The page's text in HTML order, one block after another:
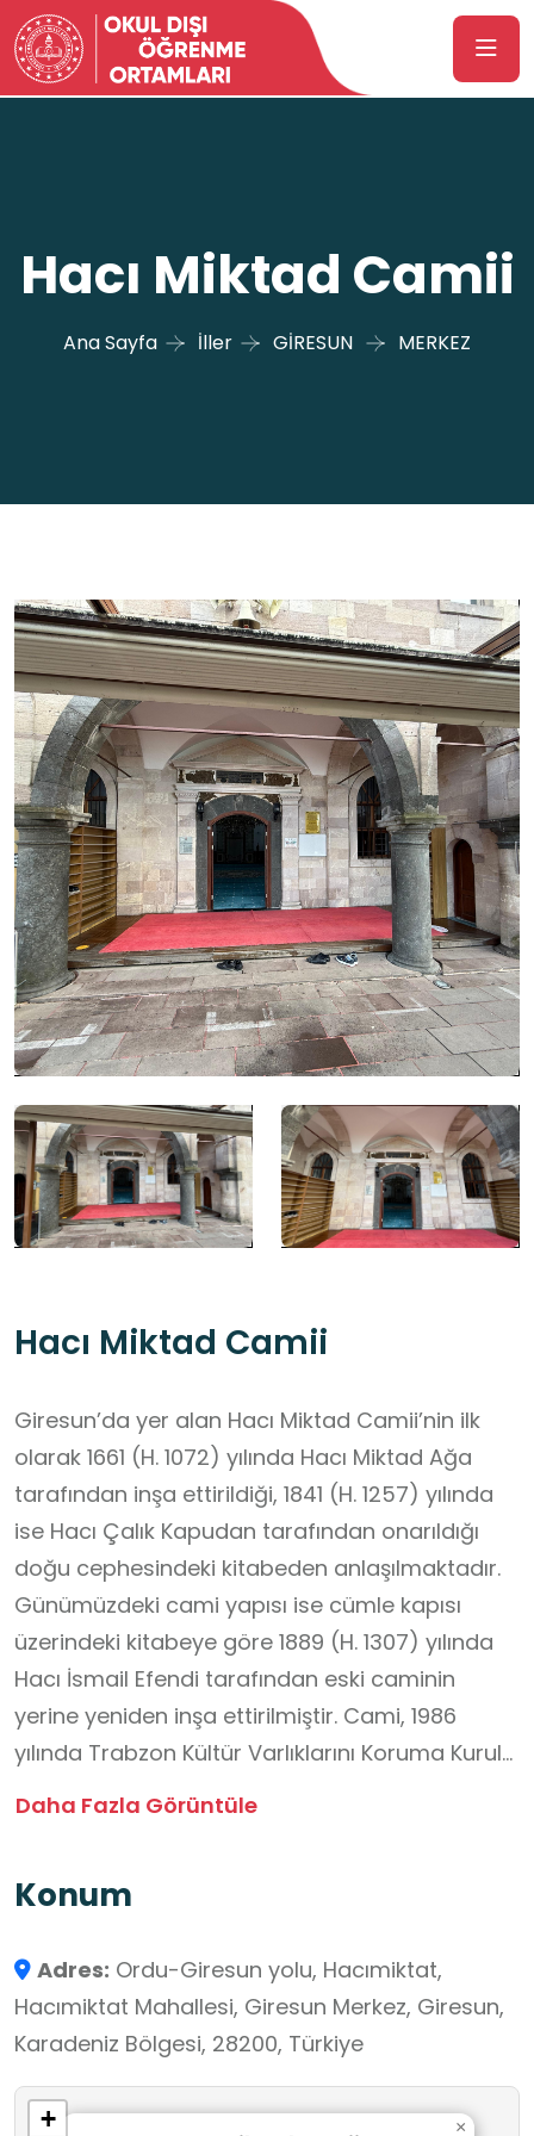
Hacı Miktad Camii
Ana Sayfa İller GİRESUN MERKEZ
Hacı Miktad Camii
Giresun’da yer alan Hacı Miktad Camii’nin ilk
olarak 1661 (H. 1072) yılında Hacı Miktad Ağa
tarafından inşa ettirildiği, 1841 (H. 1257) yılında
ise Hacı Çalık Kapudan tarafından onarıldığı
doğu cephesindeki kitabeden anlaşılmaktadır.
Günümüzdeki cami yapısı ise cümle kapısı
üzerindeki kitabeye göre 1889 (H. 1307) yılında
Hacı İsmail Efendi tarafından eski caminin
yerine yeniden inşa ettirilmiştir. Cami, 1986
yılında Trabzon Kültür Varlıklarını Koruma Kurulu
tarafından tescillenmiş olup 2011 yılında
dikdörtgen planlıdır. Beden duvarlarında
pencere söveleri, minare gibi bölümlerde ise
kesme andezit taş kullanılmıştır. Ana ibadet
alanı, sekiz adet ayakla taşınan sekizgen
kasnaklı bir kubbe ile örtülüdür. Kubbeye geçiş
pandantiflerle sağlanmış, özellikle minber
Daha Fazla Görüntüle
Konum
Adres: Ordu-Giresun yolu, Hacımiktat,
Hacımiktat Mahallesi, Giresun Merkez, Giresun,
Karadeniz Bölgesi, 28200, Türkiye
×
+